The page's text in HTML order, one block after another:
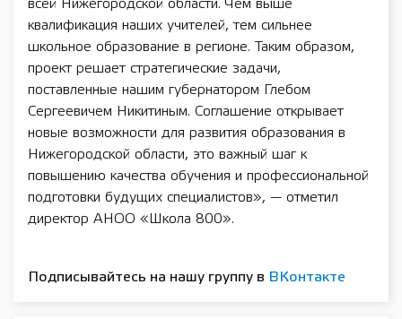
всей Нижегородской области. Чем выше
квалификация наших учителей, тем сильнее
школьное образование в регионе. Таким образом,
проект решает стратегические задачи,
поставленные нашим губернатором Глебом
Сергеевичем Никитиным. Соглашение открывает
новые возможности для развития образования в
Нижегородской области, это важный шаг к
повышению качества обучения и профессиональной
подготовки будущих специалистов», — отметил
директор АНОО «Школа 800».
Подписывайтесь на нашу группу в ВКонтакте